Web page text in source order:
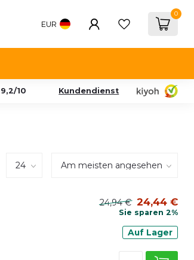
EUR
0
9,2/10 Kundendienst
24,94 € 24,44 €
Sie sparen 2%
Auf Lager